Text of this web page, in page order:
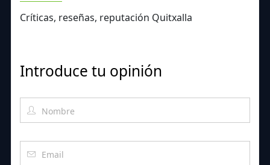
Críticas, reseñas, reputación Quitxalla
Introduce tu opinión